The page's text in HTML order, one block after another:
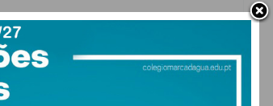
via e ao volume de tráfego
ou que, de alguma forma,